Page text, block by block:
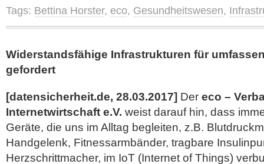
Tags: Bettina Horster, eco, Gesundheitswesen,
Widerstandsfähige Infrastrukturen für
gefordert
[datensicherheit.de, 28.03.2017] Der eco –
Internetwirtschaft e.V. weist darauf hin, dass
Geräte, die uns im Alltag begleiten, z.B.
Handgelenk, Fitnessarmbänder, tragbare
Herzschrittmacher, im IoT (Internet of Things)